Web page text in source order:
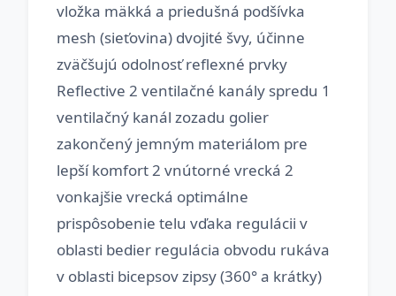
vložka mäkká a priedušná podšívka
mesh (sieťovina) dvojité švy, účinne
zväčšujú odolnosť reflexné prvky
Reflective 2 ventilačné kanály spredu 1
ventilačný kanál zozadu golier
zakončený jemným materiálom pre
lepší komfort 2 vnútorné vrecká 2
vonkajšie vrecká optimálne
prispôsobenie telu vďaka regulácii v
oblasti bedier regulácia obvodu rukáva
v oblasti bicepsov zipsy (360° a krátky)